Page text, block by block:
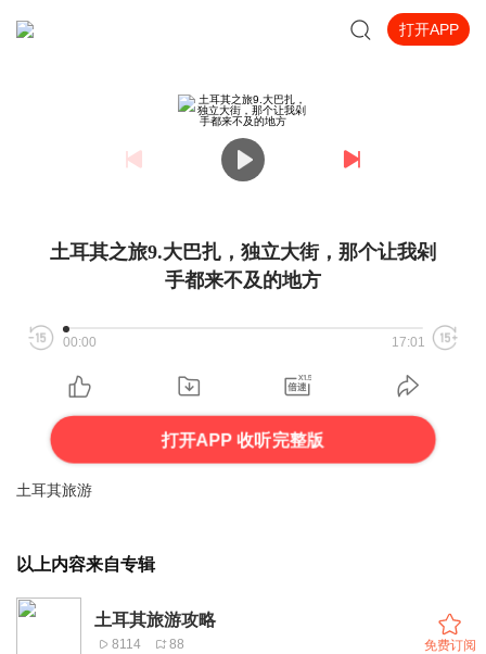
打开APP
土耳其之旅9.大巴扎，独立大街，那个让我剁
手都来不及的地方
00:00 17:01
打开APP 收听完整版
土耳其旅游
以上内容来自专辑
土耳其旅游攻略
8114 88 免费订阅